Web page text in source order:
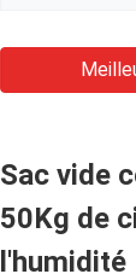
Sac vide
50Kg de
l'humidité